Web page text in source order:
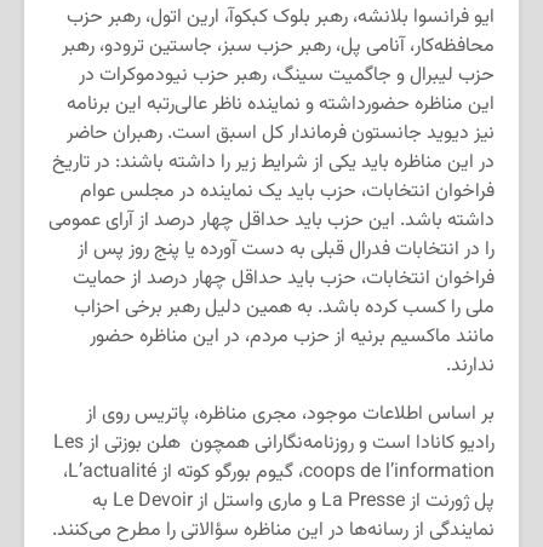
ایو فرانسوا بلانشه، رهبر بلوک کبکوآ، ارین اتول، رهبر حزب
محافظه‌کار، آنامی پل، رهبر حزب سبز، جاستین ترودو، رهبر
حزب لیبرال و جاگمیت سینگ، رهبر حزب نیودموکرات در
این مناظره حضورداشته و نماینده ناظر عالی‌رتبه این برنامه
نیز دیوید جانستون فرماندار کل اسبق است. رهبران حاضر
در این مناظره باید یکی از شرایط زیر را داشته باشند: در تاریخ
فراخوان انتخابات، حزب باید یک نماینده در مجلس عوام
داشته باشد. این حزب باید حداقل چهار درصد از آرای عمومی
را در انتخابات فدرال قبلی به دست آورده یا پنج روز پس از
فراخوان انتخابات، حزب باید حداقل چهار درصد از حمایت
ملی را کسب کرده باشد. به همین دلیل رهبر برخی احزاب
مانند ماکسیم برنیه از حزب مردم، در این مناظره حضور
ندارند.
بر اساس اطلاعات موجود، مجری مناظره، پاتریس روی از
رادیو کانادا است و روزنامه‌نگارانی همچون هلن بوزتی از Les
coops de l’information، گیوم بورگو کوته از L’actualité،
پل ژورنت از La Presse و ماری واستل از Le Devoir به
نمایندگی از رسانه‌ها در این مناظره سؤالاتی را مطرح می‌کنند.